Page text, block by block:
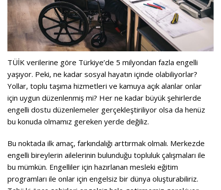
TÜİK verilerine göre Türkiye’de 5 milyondan fazla engelli
yaşıyor. Peki, ne kadar sosyal hayatın içinde olabiliyorlar?
Yollar, toplu taşıma hizmetleri ve kamuya açık alanlar onlar
için uygun düzenlenmiş mi? Her ne kadar büyük şehirlerde
engelli dostu düzenlemeler gerçekleştiriliyor olsa da henüz
bu konuda olmamız gereken yerde değiliz.
Bu noktada ilk amaç, farkındalığı arttırmak olmalı. Merkezde
engelli bireylerin ailelerinin bulunduğu topluluk çalışmaları ile
bu mümkün. Engelliler için hazırlanan mesleki eğitim
programları ile onlar için engelsiz bir dünya oluşturabiliriz.